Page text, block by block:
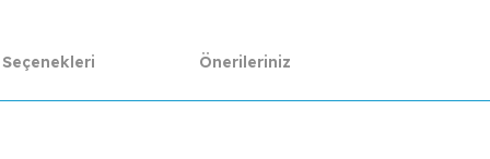
Önerileriniz